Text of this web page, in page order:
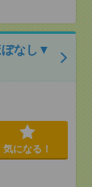
ぼなし▼
気になる！